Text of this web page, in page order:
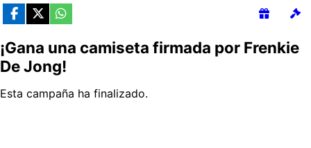
¡Gana una camiseta firmada por Frenkie
De Jong!
Esta campaña ha finalizado.